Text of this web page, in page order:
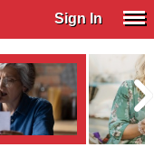
Sign In